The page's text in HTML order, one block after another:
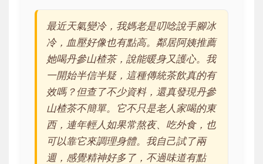
最近天氣變冷，我媽老是叨唸說手腳冰
冷，血壓好像也有點高。鄰居阿姨推薦
她喝丹參山楂茶，說能暖身又護心。我
一開始半信半疑，這種傳統茶飲真的有
效嗎？但查了不少資料，還真發現丹參
山楂茶不簡單。它不只是老人家喝的東
西，連年輕人如果常熬夜、吃外食，也
可以靠它來調理身體。我自己試了兩
週，感覺精神好多了，不過味道有點